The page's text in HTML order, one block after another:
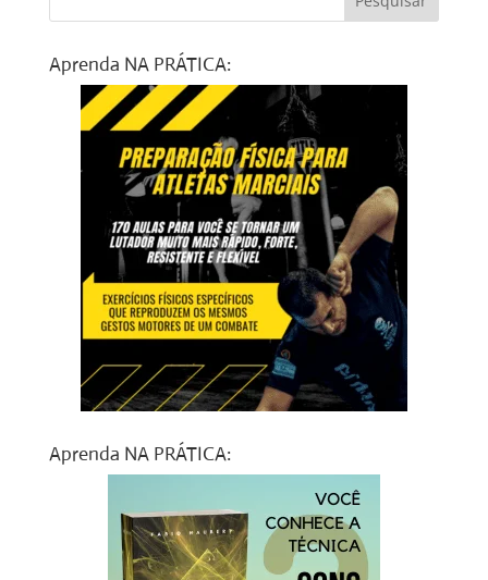
Aprenda NA PRÁTICA:
Aprenda NA PRÁTICA: